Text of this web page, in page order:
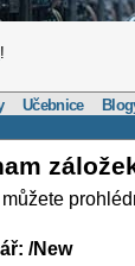
!
Učebnice
/New